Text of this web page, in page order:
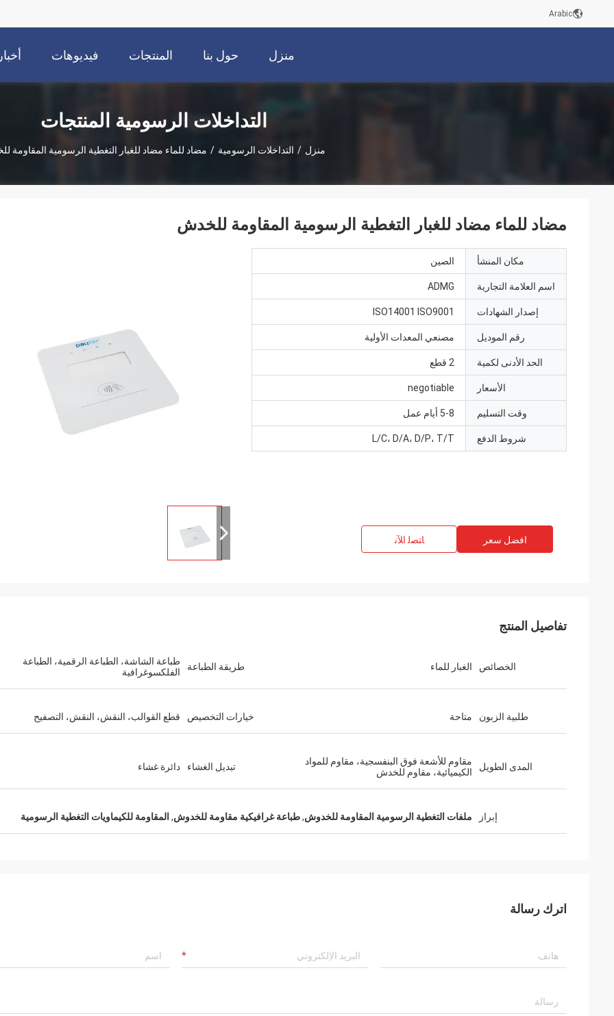
Arabic
منزل حول بنا المنتجات فيديوهات
التداخلات الرسومية المنتجات
منزل / التداخلات الرسومية / مضاد للماء مضاد للغبار التغطية الرسومية المقاومة
مضاد للماء مضاد للغبار التغطية الرسومية المقاومة للخدش
مكان المنشأ الصين
اسم العلامة التجارية ADMG
إصدار الشهادات ISO14001 ISO9001
رقم الموديل مصنعي المعدات الأولية
الحد الأدنى لكمية 2 قطع
الأسعار negotiable
وقت التسليم 5-8 أيام عمل
شروط الدفع L/C، D/A، D/P، T/T
افضل سعر ﺎﺘﺼﻟ ﺍﻶﻧ
تفاصيل المنتج
الخصائص الغبار للماء طريقة الطباعة
طباعة الشاشة، الطباعة الرقمية، الطباعة
الفلكسوغرافية
طلبية الزبون متاحة خيارات التخصيص قطع القوالب، النقش، النقش، التصفيح
المدى الطويل
مقاوم للأشعة فوق البنفسجية، مقاوم للمواد
الكيميائية، مقاوم للخدش
تبديل الغشاء دائرة غشاء
إبراز ملفات التغطية الرسومية المقاومة للخدوش,طباعة غرافيكية مقاومة للخدوش, المقاومة للكيماويات التغطية الرسومية
اترك رسالة